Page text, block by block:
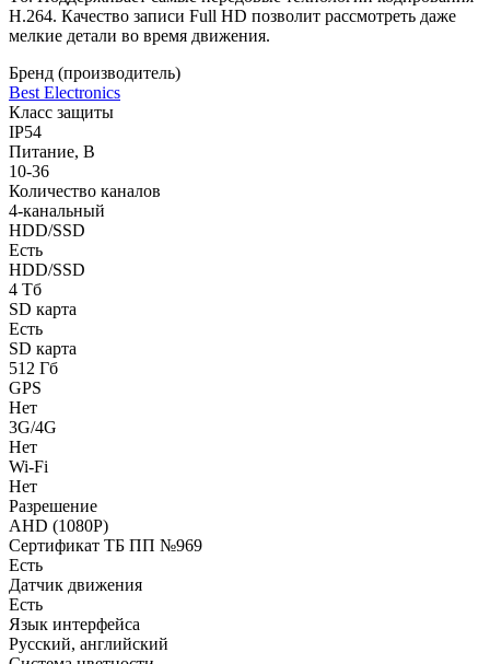
H.264. Качество записи Full HD позволит рассмотреть даже
мелкие детали во время движения.
Бренд (производитель)
Best Electronics
Класс защиты
IP54
Питание, В
10-36
Количество каналов
4-канальный
HDD/SSD
Есть
HDD/SSD
4 Тб
SD карта
Есть
SD карта
512 Гб
GPS
Нет
3G/4G
Нет
Wi-Fi
Нет
Разрешение
AHD (1080P)
Сертификат ТБ ПП №969
Есть
Датчик движения
Есть
Язык интерфейса
Русский, английский